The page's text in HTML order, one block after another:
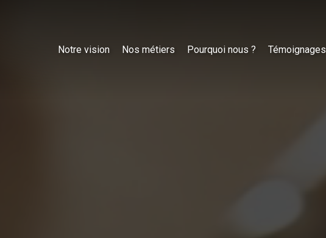
Notre vision Nos métiers Pourquoi nous ? Témoignages